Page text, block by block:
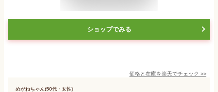
ショップでみる
価格と在庫を楽天でチェック >>
めがねちゃん(50代・女性)